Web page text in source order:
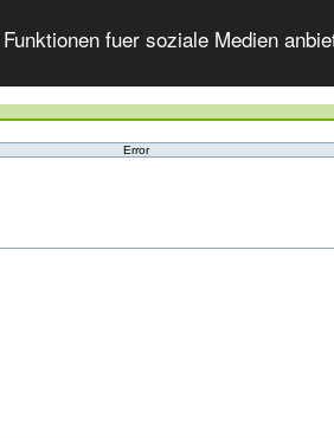
fuer soziale Medien
Error